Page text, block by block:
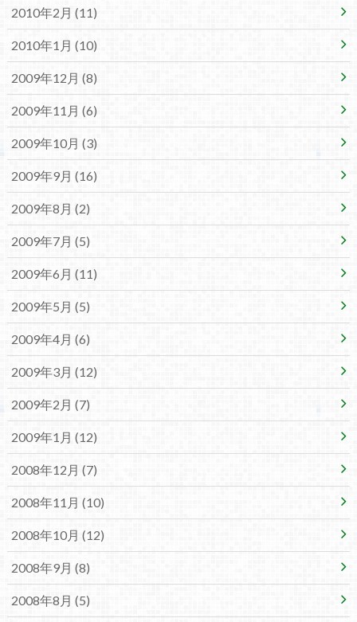
2010年2月 (11)
2010年1月 (10)
2009年12月 (8)
2009年11月 (6)
2009年10月 (3)
2009年9月 (16)
2009年8月 (2)
2009年7月 (5)
2009年6月 (11)
2009年5月 (5)
2009年4月 (6)
2009年3月 (12)
2009年2月 (7)
2009年1月 (12)
2008年12月 (7)
2008年11月 (10)
2008年10月 (12)
2008年9月 (8)
2008年8月 (5)